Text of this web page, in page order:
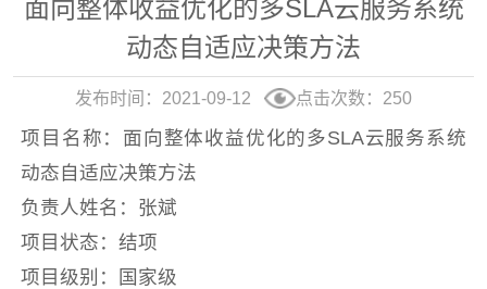
面向整体收益优化的多SLA云服务系统
动态自适应决策方法
发布时间：2021-09-12 点击次数： 250
项目名称：面向整体收益优化的多SLA云服务系统
动态自适应决策方法
负责人姓名：张斌
项目状态：结项
项目级别：国家级